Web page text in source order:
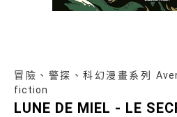
冒險、警探、科幻漫畫系列
fiction
LUNE DE MIEL - LE